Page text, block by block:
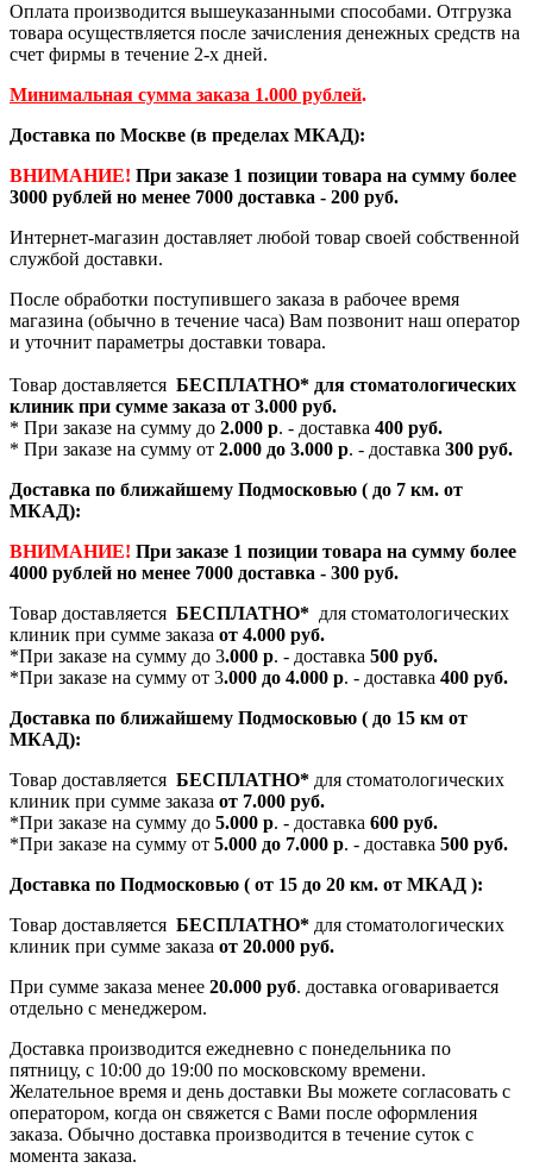
Оплата производится вышеуказанными способами. Отгрузка
товара осуществляется после зачисления денежных средств на
счет фирмы в течение 2-х дней.
Минимальная сумма заказа 1.000 рублей.
Доставка по Москве (в пределах МКАД):
ВНИМАНИЕ! При заказе 1 позиции товара на сумму более
3000 рублей но менее 7000 доставка - 200 руб.
Интернет-магазин доставляет любой товар своей собственной
службой доставки.
После обработки поступившего заказа в рабочее время
магазина (обычно в течение часа) Вам позвонит наш оператор
и уточнит параметры доставки товара.
Товар доставляется БЕСПЛАТНО* для стоматологических
клиник при сумме заказа от 3.000 руб.
* При заказе на сумму до 2.000 р. - доставка 400 руб.
* При заказе на сумму от 2.000 до 3.000 р. - доставка 300 руб.
Доставка по ближайшему Подмосковью ( до 7 км. от
МКАД):
ВНИМАНИЕ! При заказе 1 позиции товара на сумму более
4000 рублей но менее 7000 доставка - 300 руб.
Товар доставляется БЕСПЛАТНО* для стоматологических
клиник при сумме заказа от 4.000 руб.
*При заказе на сумму до 3.000 р. - доставка 500 руб.
*При заказе на сумму от 3.000 до 4.000 р. - доставка 400 руб.
Доставка по ближайшему Подмосковью ( до 15 км от
МКАД):
Товар доставляется БЕСПЛАТНО* для стоматологических
клиник при сумме заказа от 7.000 руб.
*При заказе на сумму до 5.000 р. - доставка 600 руб.
*При заказе на сумму от 5.000 до 7.000 р. - доставка 500 руб.
Доставка по Подмосковью ( от 15 до 20 км. от МКАД ):
Товар доставляется БЕСПЛАТНО* для стоматологических
клиник при сумме заказа от 20.000 руб.
При сумме заказа менее 20.000 руб. доставка оговаривается
отдельно с менеджером.
Доставка производится ежедневно с понедельника по
пятницу, с 10:00 до 19:00 по московскому времени.
Желательное время и день доставки Вы можете согласовать с
оператором, когда он свяжется с Вами после оформления
заказа. Обычно доставка производится в течение суток с
момента заказа.